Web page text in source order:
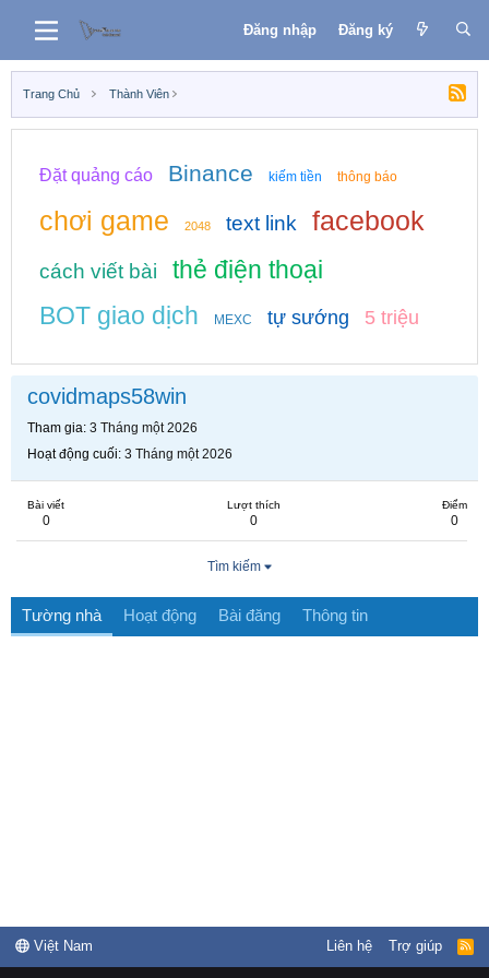
Đăng nhập Đăng ký
Trang Chủ Thành Viên
Đặt quảng cáo Binance kiếm tiền thông báo
chơi game 2048 text link facebook
cách viết bài
thẻ điện thoại
BOT giao dịch
MEXC tự sướng 5 triệu
covidmaps58win
Tham gia 3 Tháng một 2026
Hoạt động cuối 3 Tháng một 2026
Bài viết
0
Lượt thích
0
Điểm
0
Tìm kiếm
Tường nhà Hoạt động Bài đăng Thông tin
Việt Nam Liên hệ Trợ giúp
R